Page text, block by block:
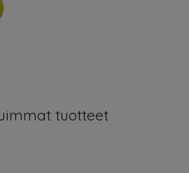
tuotteet